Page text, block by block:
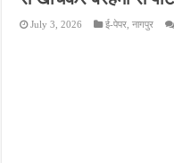
July 3, 2026 ई-पेपर ,नागपुर